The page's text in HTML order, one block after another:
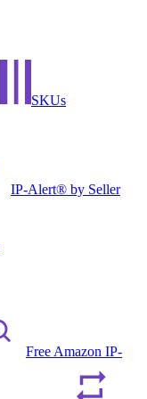
SKUs
IP-Alert® by Seller
Free Amazon IP-